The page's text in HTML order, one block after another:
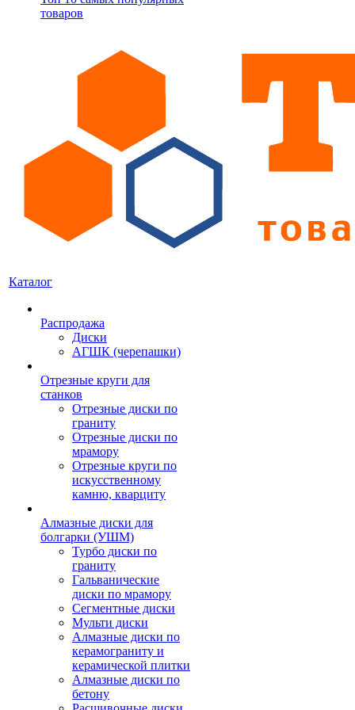
товаров
Каталог
Распродажа
Диски
АГШК (черепашки)
Отрезные круги для
станков
Отрезные диски по
граниту
Отрезные диски по
мрамору
Отрезные круги по
искусственному
камню, кварциту
Алмазные диски для
болгарки (УШМ)
Турбо диски по
граниту
Гальванические
диски по мрамору
Сегментные диски
Мульти диски
Алмазные диски по
керамограниту и
керамической плитки
Алмазные диски по
бетону